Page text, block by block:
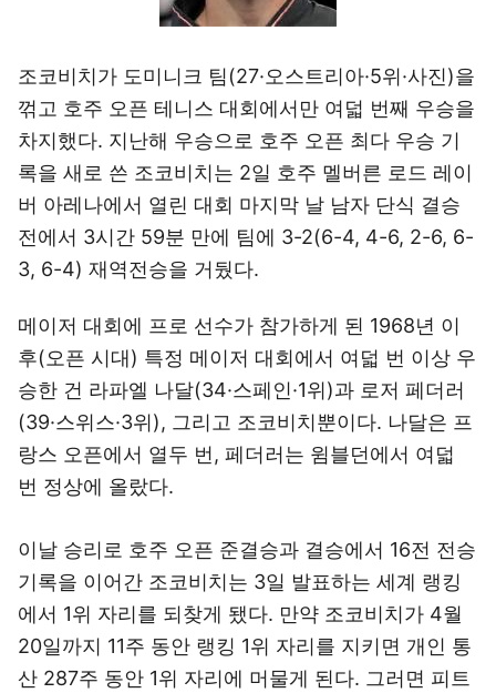
조코비치가 도미니크 팀(27·오스트리아·5위·사진)을
꺾고 호주 오픈 테니스 대회에서만 여덟 번째 우승을
차지했다. 지난해 우승으로 호주 오픈 최다 우승 기
록을 새로 쓴 조코비치는 2일 호주 멜버른 로드 레이
버 아레나에서 열린 대회 마지막 날 남자 단식 결승
전에서 3시간 59분 만에 팀에 3-2(6-4, 4-6, 2-6, 6-
3, 6-4) 재역전승을 거뒀다.
메이저 대회에 프로 선수가 참가하게 된 1968년 이
후(오픈 시대) 특정 메이저 대회에서 여덟 번 이상 우
승한 건 라파엘 나달(34·스페인·1위)과 로저 페더러
(39·스위스·3위), 그리고 조코비치뿐이다. 나달은 프
랑스 오픈에서 열두 번, 페더러는 윔블던에서 여덟
번 정상에 올랐다.
이날 승리로 호주 오픈 준결승과 결승에서 16전 전승
기록을 이어간 조코비치는 3일 발표하는 세계 랭킹
에서 1위 자리를 되찾게 됐다. 만약 조코비치가 4월
20일까지 11주 동안 랭킹 1위 자리를 지키면 개인 통
산 287주 동안 1위 자리에 머물게 된다. 그러면 피트